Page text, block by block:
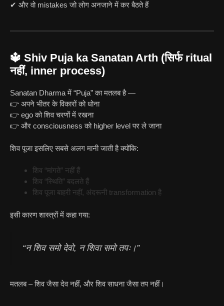
✔ और वो mistakes जो लोग अनजाने में कर बैठते हैं
🔱 Shiv Puja ka Sanatan Arth (सिर्फ ritual
नहीं, inner process)
Sanatan Dharma में “Puja” का मतलब है —
👉 अपने भीतर के विकारों को धोना
👉 ego को शिव चरणों में रखना
👉 और consciousness को higher level पर ले जाना
शिव पूजा इसलिए सबसे अलग मानी जाती है क्योंकि:
शिव “मांगते” नहीं हैं
शिव “स्थिति” बदलते हैं
शिव पूजा बाहरी नहीं, अंदरूनी transformation है
इसी कारण शास्त्रों में कहा गया:
“न शिव समो देवो, न शिवा समो तपः।”
मतलब – शिव जैसा देव नहीं, और शिव साधना जैसा तप नहीं।